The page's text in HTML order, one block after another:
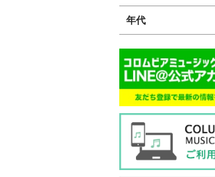
年代